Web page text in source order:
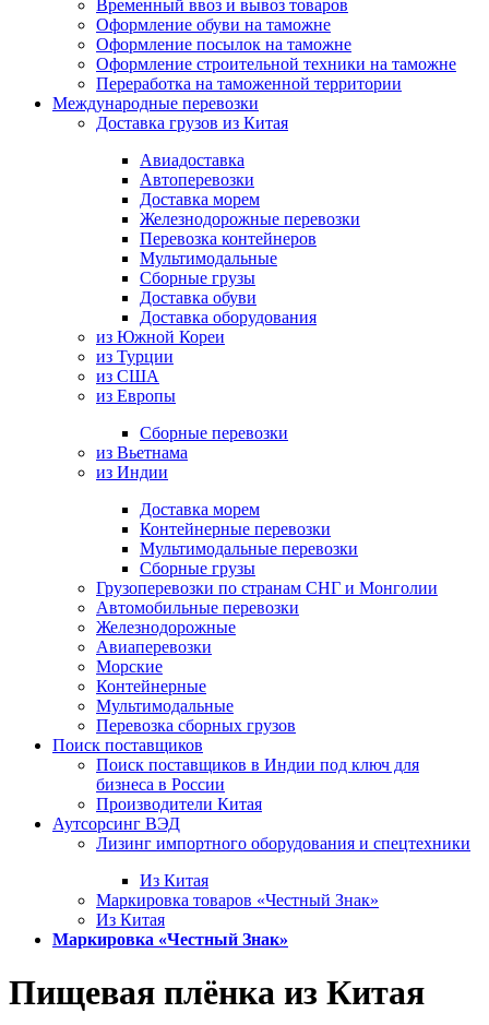
Временный ввоз и вывоз товаров
Оформление обуви на таможне
Оформление посылок на таможне
Оформление строительной техники на таможне
Переработка на таможенной территории
Международные перевозки
Доставка грузов из Китая
Авиадоставка
Автоперевозки
Доставка морем
Железнодорожные перевозки
Перевозка контейнеров
Мультимодальные
Сборные грузы
Доставка обуви
Доставка оборудования
из Южной Кореи
из Турции
из США
из Европы
Сборные перевозки
из Вьетнама
из Индии
Доставка морем
Контейнерные перевозки
Мультимодальные перевозки
Сборные грузы
Грузоперевозки по странам СНГ и Монголии
Автомобильные перевозки
Железнодорожные
Авиаперевозки
Морские
Контейнерные
Мультимодальные
Перевозка сборных грузов
Поиск поставщиков
Поиск поставщиков в Индии под ключ для
бизнеса в России
Производители Китая
Аутсорсинг ВЭД
Лизинг импортного оборудования и спецтехники
Из Китая
Маркировка товаров «Честный Знак»
Из Китая
Маркировка «Честный Знак»
Пищевая плёнка из Китая